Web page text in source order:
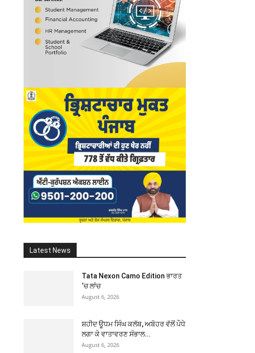
Latest News
Tata Nexon Camo Edition ਭਾਰਤ
‘ਚ ਲਾਂਚ
August 6, 2026
ਸ਼ਹੀਦ ਊਧਮ ਸਿੰਘ ਕਲੱਬ, ਅਬੋਹਰ ਵੱਲੋਂ ਪੌਧੇ
ਲਗਾ ਕੇ ਵਾਤਾਵਰਣ ਸੰਭਾਲ...
August 6, 2026